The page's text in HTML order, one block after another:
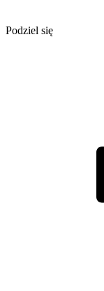
Podziel się